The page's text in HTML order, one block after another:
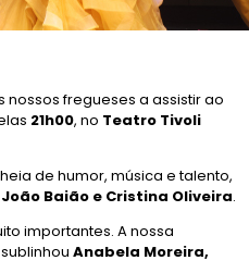
nossos fregueses a assistir ao
21h00, no Teatro Tivoli
de humor, música e talento,
João Baião e Cristina Oliveira.
importantes. A nossa
Anabela Moreira,